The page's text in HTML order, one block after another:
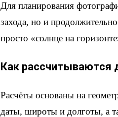
Для планирования
захода, но и
просто «солнце на
Как рассчитываются
Расчёты основаны на
даты, широты и долготы, а